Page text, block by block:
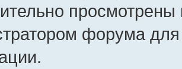
форума